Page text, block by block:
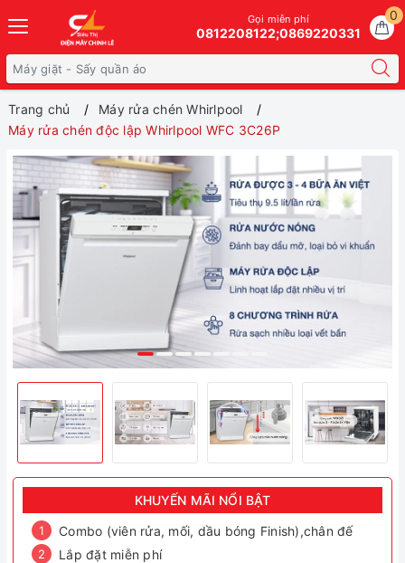
0
Gọi miễn phí
0812208122;0869220331
Trang chủ
Máy rửa chén Whirlpool
Máy rửa chén độc lập Whirlpool WFC 3C26P
KHUYẾN MÃI NỔI BẬT
Combo (viên rửa, mối, dầu bóng Finish),chân đế
Lắp đặt miễn phí